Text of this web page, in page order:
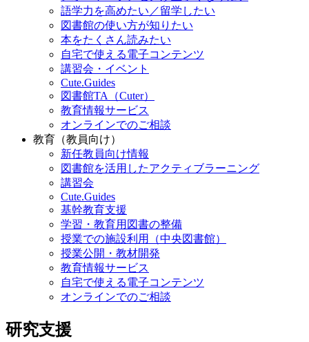
語学力を高めたい／留学したい
図書館の使い方が知りたい
本をたくさん読みたい
自宅で使える電子コンテンツ
講習会・イベント
Cute.Guides
図書館TA（Cuter）
教育情報サービス
オンラインでのご相談
教育（教員向け）
新任教員向け情報
図書館を活用したアクティブラーニング
講習会
Cute.Guides
基幹教育支援
学習・教育用図書の整備
授業での施設利用（中央図書館）
授業公開・教材開発
教育情報サービス
自宅で使える電子コンテンツ
オンラインでのご相談
研究支援